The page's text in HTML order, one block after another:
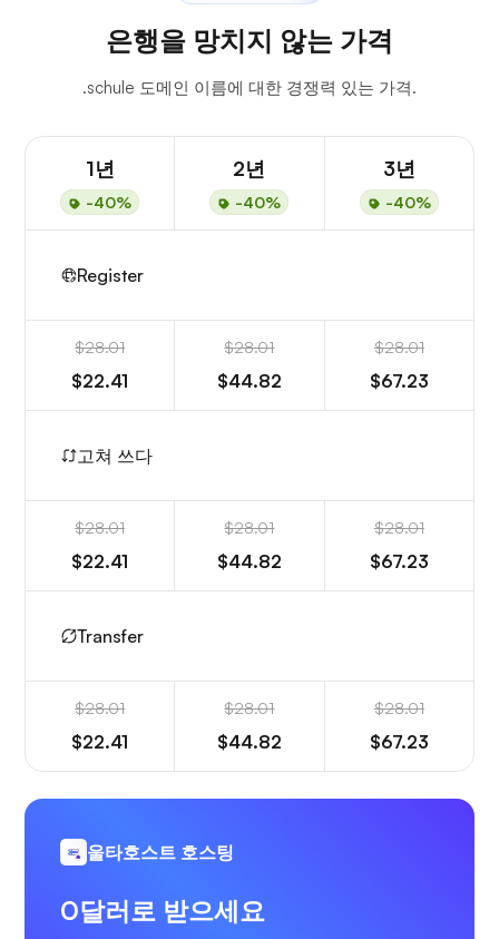
은행을 망치지 않는 가격
.schule 도메인 이름에 대한 경쟁력 있는 가격.
1년
-40%
2년
-40%
3년
-40%
Register
$28.01
$22.41
$28.01
$44.82
$28.01
$67.23
고쳐 쓰다
$28.01
$22.41
$28.01
$44.82
$28.01
$67.23
Transfer
$28.01
$22.41
$28.01
$44.82
$28.01
$67.23
울타호스트 호스팅
0달러로 받으세요